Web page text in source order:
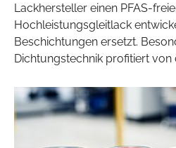
Lackhersteller einen PFAS-
Hochleistungsgleitlack
Beschichtungen ersetzt.
Dichtungstechnik profitiert von